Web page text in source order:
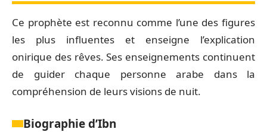
Ce prophète est reconnu comme l’une des figures
les plus influentes et enseigne l’explication
onirique des rêves. Ses enseignements continuent
de guider chaque personne arabe dans la
compréhension de leurs visions de nuit.
Biographie d’Ibn